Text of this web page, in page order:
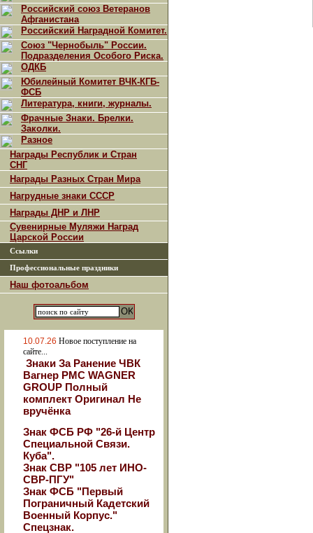
Российский союз Ветеранов
Афганистана
Российский Наградной Комитет.
Союз "Чернобыль" России.
Подразделения Особого Риска.
ОДКБ
Юбилейный Комитет ВЧК-КГБ-
ФСБ
Литература, книги, журналы.
Фрачные Знаки. Брелки.
Заколки.
Разное
Награды Республик и Стран
СНГ
Награды Разных Стран Мира
Нагрудные знаки СССР
Награды ДНР и ЛНР
Сувенирные Муляжи Наград
Царской России
Ссылки
Профессиональные праздники
Наш фотоальбом
10.07.26 Новое поступление на
сайте...
Знаки За Ранение ЧВК
Вагнер РМС WAGNER
GROUP Полный
комплект Оригинал Не
вручёнка
Знак ФСБ РФ "26-й Центр
Специальной Связи.
Куба".
Знак СВР "105 лет ИНО-
СВР-ПГУ"
Знак ФСБ "Первый
Пограничный Кадетский
Военный Корпус."
Спецзнак.